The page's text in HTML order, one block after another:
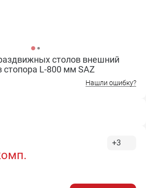
столов внешний
стопора L-800 мм SAZ
Нашли ошибку?
+3